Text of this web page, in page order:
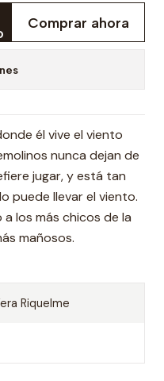
Comprar ahora
él vive el viento
nunca dejan de
jugar, y está tan
puede llevar el viento.
los más chicos de la
mañosos.
Riquelme